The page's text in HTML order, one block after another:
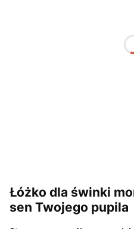
Łóżko dla świnki
sen Twojego pupila